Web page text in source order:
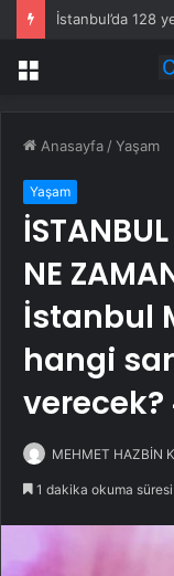
İstanbul’da 128
Menü
Anasayfa /Yaşam
Yaşam
NE
İstanbul
hangi
verecek?
MEHMET HAZBİN
1 dakika okuma süresi